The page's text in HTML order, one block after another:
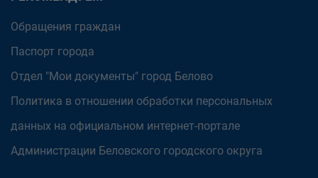
Обращения граждан
Паспорт города
Отдел "Мои документы" город Белово
Политика в отношении обработки персональных
данных на официальном интернет-портале
Администрации Беловского городского округа